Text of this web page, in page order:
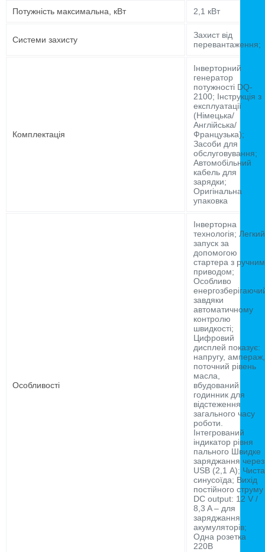
Потужність максимальна, кВт 2,1 кВт
Системи захисту
Захист від
перевантаження;
Комплектація
Інверторний
генератор
потужності DQ-
2100; Інструкція з
експлуатації
(Німецька/
Англійська/
Французька);
Засоби для
обслуговування;
Автомобільний
кабель для
зарядки;
Оригінальна
упаковка
Особливості
Інверторна
технологія; Легкий
запуск за
допомогою
стартера з ручним
приводом;
Особливо
завдяки
автоматичному
контролю
швидкості;
Цифровий
дисплей показує:
напругу, ампераж,
поточний рівень
масла,
вбудований
годинник для
відстеження
загального часу
роботи.
Інтегрований
індикатор рівня
пального Швидке
заряджання через
USB (2,1 А); Чиста
синусоїда; Вихід
постійного струму
DC output: 12 V /
8,3 A – для
заряджання
акумуляторів;
Одна розетка
220В